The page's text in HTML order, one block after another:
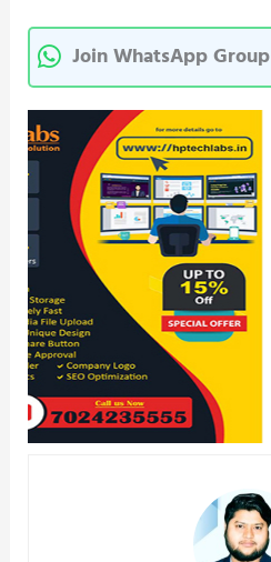
Join WhatsApp Group